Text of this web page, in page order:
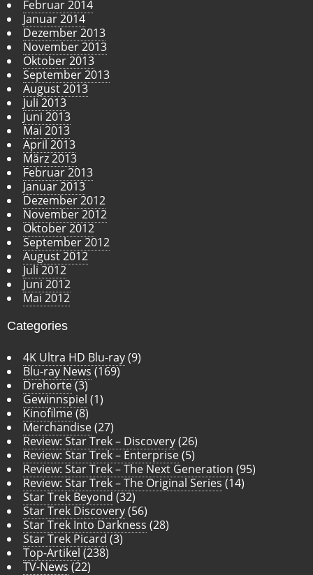
Februar 2014
Januar 2014
Dezember 2013
November 2013
Oktober 2013
September 2013
August 2013
Juli 2013
Juni 2013
Mai 2013
April 2013
März 2013
Februar 2013
Januar 2013
Dezember 2012
November 2012
Oktober 2012
September 2012
August 2012
Juli 2012
Juni 2012
Mai 2012
Categories
4K Ultra HD Blu-ray(9)
Blu-ray News (169)
Drehorte(3)
Gewinnspiel (1)
Kinofilme(8)
Merchandise(27)
Review: Star Trek – Discovery(26)
Review: Star Trek – Enterprise(5)
Review: Star Trek – The Next Generation (95)
Review: Star Trek – The Original Series (14)
Star Trek Beyond (32)
Star Trek Discovery(56)
Star Trek Into Darkness (28)
Star Trek Picard (3)
Top-Artikel (238)
TV-News (22)